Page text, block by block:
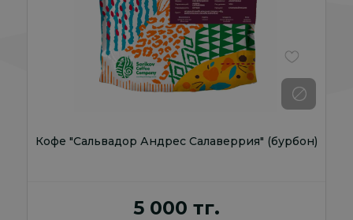
Кофе "Сальвадор Андрес Салаверрия" (бурбон)
5 000 тг.
В